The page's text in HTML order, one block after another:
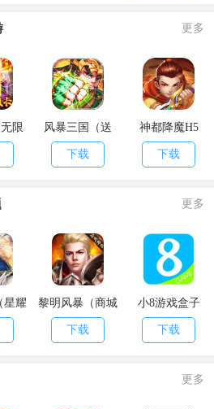
更多
限
风暴三国（送
1000元充值）
下载
神都降魔H5
下载
更多
星耀
黎明风暴（商城
特权）
下载
小8游戏盒子
下载
更多